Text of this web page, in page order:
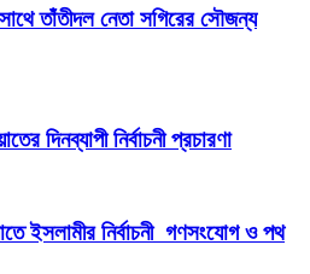
তাঁতীদল নেতা সগিরের সৌজন্য
দিনব্যাপী নির্বাচনী প্রচারণা
ইসলামীর নির্বাচনী গণসংযোগ ও পথ